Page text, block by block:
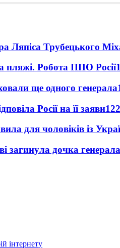
Ляпіса Трубецького
пляжі. Робота ППО Росії
ще одного генерала
Росії на її заяви
для чоловіків із
загинула дочка генерала